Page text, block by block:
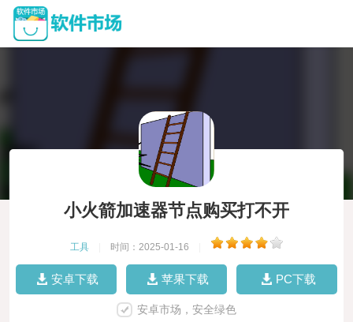
小火箭加速器节点购买打不开
工具 时间：2025-01-16
安卓下载 苹果下载 PC下载
安卓市场，安全绿色